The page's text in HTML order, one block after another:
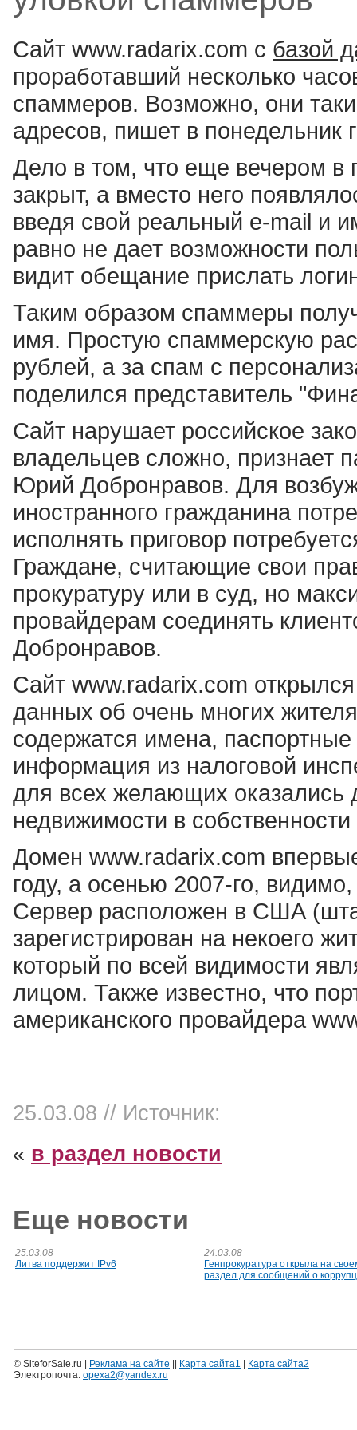
Сайт www.radarix.com с базой
проработавший несколько
спаммеров. Возможно, они
адресов, пишет в понедельник
Дело в том, что еще вечером в
закрыт, а вместо него
введя свой реальный e-mail и
равно не дает возможности
видит обещание прислать
Таким образом спаммеры
имя. Простую спаммерскую
рублей, а за спам с
поделился представитель
Сайт нарушает российское
владельцев сложно, признает
Юрий Добронравов. Для
иностранного гражданина
исполнять приговор
Граждане, считающие свои
прокуратуру или в суд, но
провайдерам соединять
Добронравов.
Сайт www.radarix.com
данных об очень многих
содержатся имена,
информация из налоговой
для всех желающих оказались
недвижимости в
Домен www.radarix.com
году, а осенью 2007-го,
Сервер расположен в США
зарегистрирован на некоего
который по всей видимости
лицом. Также известно, что
американского провайдера
25.03.08 // Источник:
« в раздел новости
Еще новости
25.03.08
Литва поддержит IPv6
24.03.08
Генпрокуратура открыла на
раздел для сообщений о
© SiteforSale.ru | Реклама на сайте Карта сайта1
Карта сайта2
Электропочта: opexa2@yandex.ru